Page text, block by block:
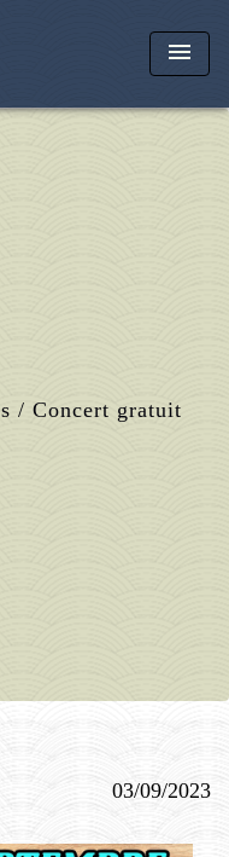
menu
/ Concert gratuit
03/09/2023